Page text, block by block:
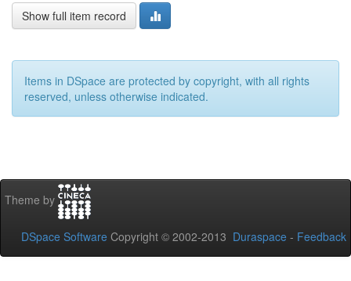
Show full item record
Items in DSpace are protected by copyright, with all rights
reserved, unless otherwise indicated.
Theme by
DSpace Software Copyright © 2002-2013 Duraspace - Feedback